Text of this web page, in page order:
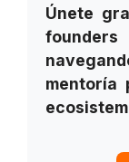
Únete
mentoría